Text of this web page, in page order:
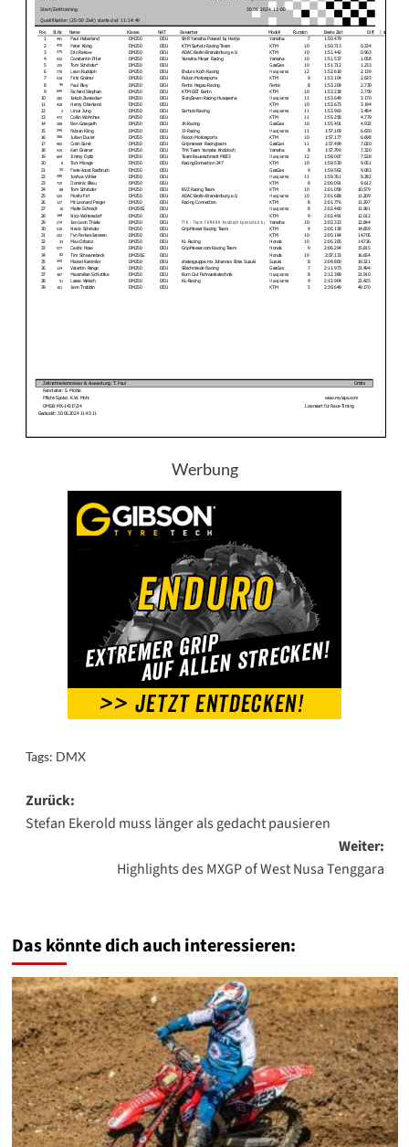
Werbung
Tags: DMX
Beitragsnavigation
Zurück:
Stefan Ekerold muss länger als gedacht pausieren
Weiter:
Highlights des MXGP of West Nusa Tenggara
Das könnte dich auch interessieren: